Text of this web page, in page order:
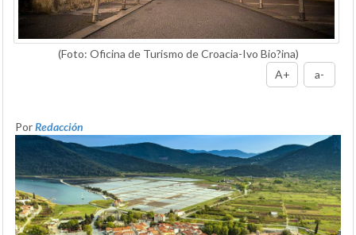
(Foto: Oficina de Turismo de Croacia-Ivo Bio?ina)
A+
a-
PorRedacción